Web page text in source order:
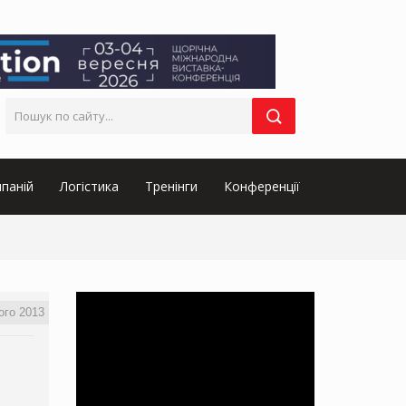
Логістика Тренінги Конференції
2013